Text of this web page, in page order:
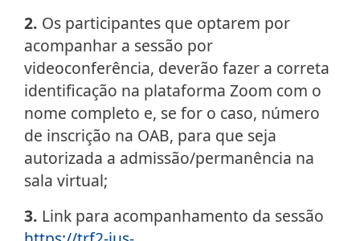
2. Os participantes que optarem por
acompanhar a sessão por
videoconferência, deverão fazer a correta
identificação na plataforma Zoom com o
nome completo e, se for o caso, número
de inscrição na OAB, para que seja
autorizada a admissão/permanência na
sala virtual;
3. Link para acompanhamento da sessão